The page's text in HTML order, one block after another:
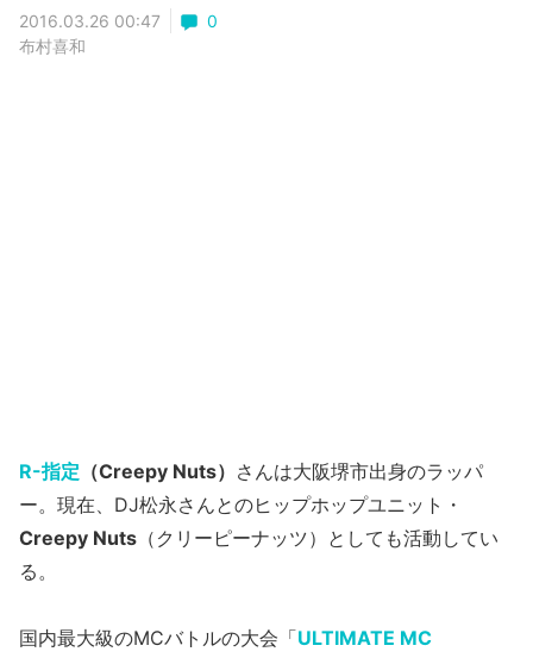
2016.03.26 00:47
0
布村喜和
R-指定 （Creepy Nuts） さんは大阪堺市出身のラッパ
ー。現在、DJ松永さんとのヒップホップユニット・
Creepy Nuts （クリーピーナッツ）としても活動してい
る。
国内最大級のMCバトルの大会「ULTIMATE MC